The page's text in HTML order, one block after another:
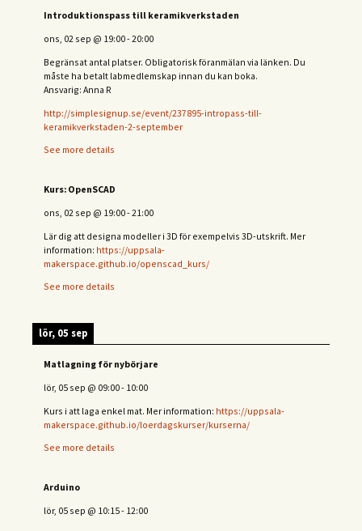
Introduktionspass till keramikverkstaden
ons, 02 sep @ 19:00-20:00
Begränsat antal platser. Obligatorisk föranmälan via länken. Du
måste ha betalt labmedlemskap innan du kan boka.
Ansvarig: Anna R
http://simplesignup.se/event/237895-intropass-till-
keramikverkstaden-2-september
See more details
Kurs: OpenSCAD
ons, 02 sep @ 19:00-21:00
Lär dig att designa modeller i 3D för exempelvis 3D-utskrift. Mer
information: https://uppsala-
makerspace.github.io/openscad_kurs/
See more details
lör, 05 sep
Matlagning för nybörjare
lör, 05 sep @ 09:00- 10:00
Kurs i att laga enkel mat. Mer information: https://uppsala-
makerspace.github.io/loerdagskurser/kurserna/
See more details
Arduino
lör, 05 sep @ 10:15- 12:00